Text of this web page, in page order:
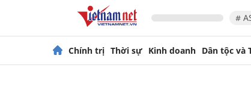
#
Chính trị Thời sự Kinh doanh Dân tộc và